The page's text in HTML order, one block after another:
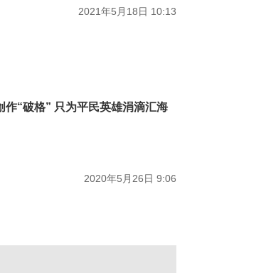
2021年5月18日 10:13
作“破格” 只为平民英雄涓滴汇海
2020年5月26日 9:06